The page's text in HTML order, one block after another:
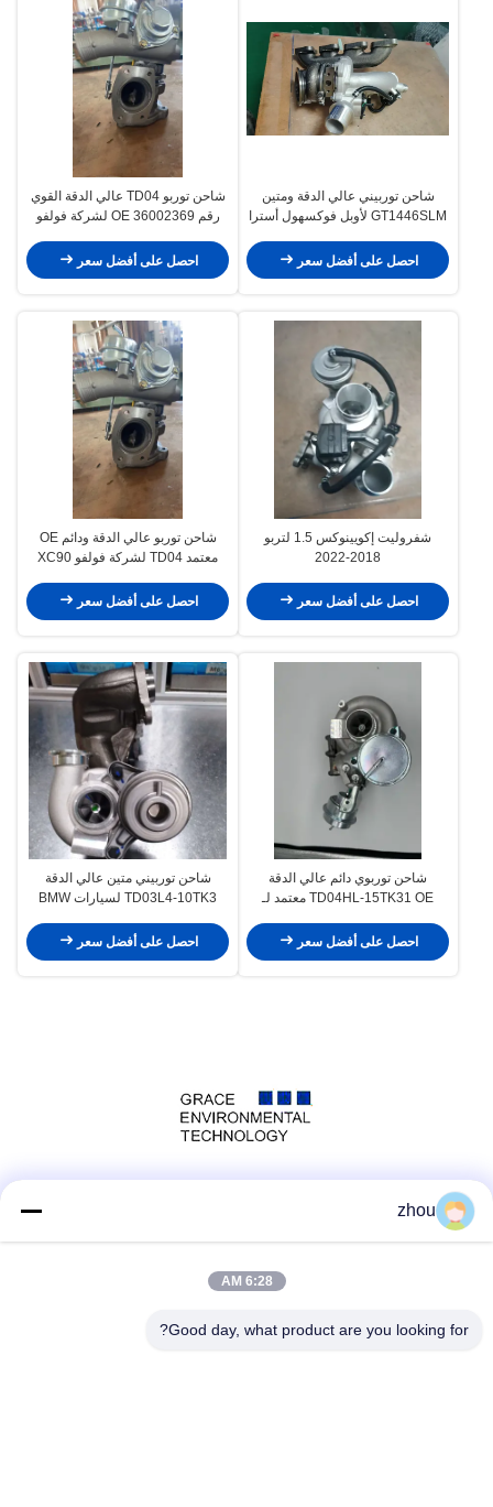
شاحن توربيني عالي الدقة ومتين
GT1446SLM لأوبل فوكسهول أسترا
781504-5004s 860156 55565353احصل على أفضل سعر
شاحن توربو TD04 عالي الدقة القوي
رقم OE 36002369 لشركة فولفو
احصل على أفضل سعر
شفروليت إكويينوكس 1.5 لتربو
2018-2022
احصل على أفضل سعر
شاحن توربو عالي الدقة ودائم OE
معتمد TD04 لشركة فولفو XC90
احصل على أفضل سعر
شاحن توربوي دائم عالي الدقة
TD04HL-15TK31 OE معتمد لـ
احصل على أفضل سعر
شاحن توربيني متين عالي الدقة
TD03L4-10TK3 لسيارات BMW
49131-07031 11657649289
احصل على أفضل سعر
zhou
6:28 AM
Good day, what product are you looking for?